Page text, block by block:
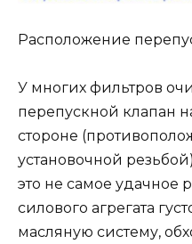
Расположение
У многих фильтров
перепускной клапан
стороне
установочной
это не самое удачное
силового агрегата
масляную систему,